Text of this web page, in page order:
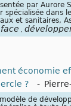
par Aurore
spécialisée dans
et sanitaires,
face ,
économie
?
-
de